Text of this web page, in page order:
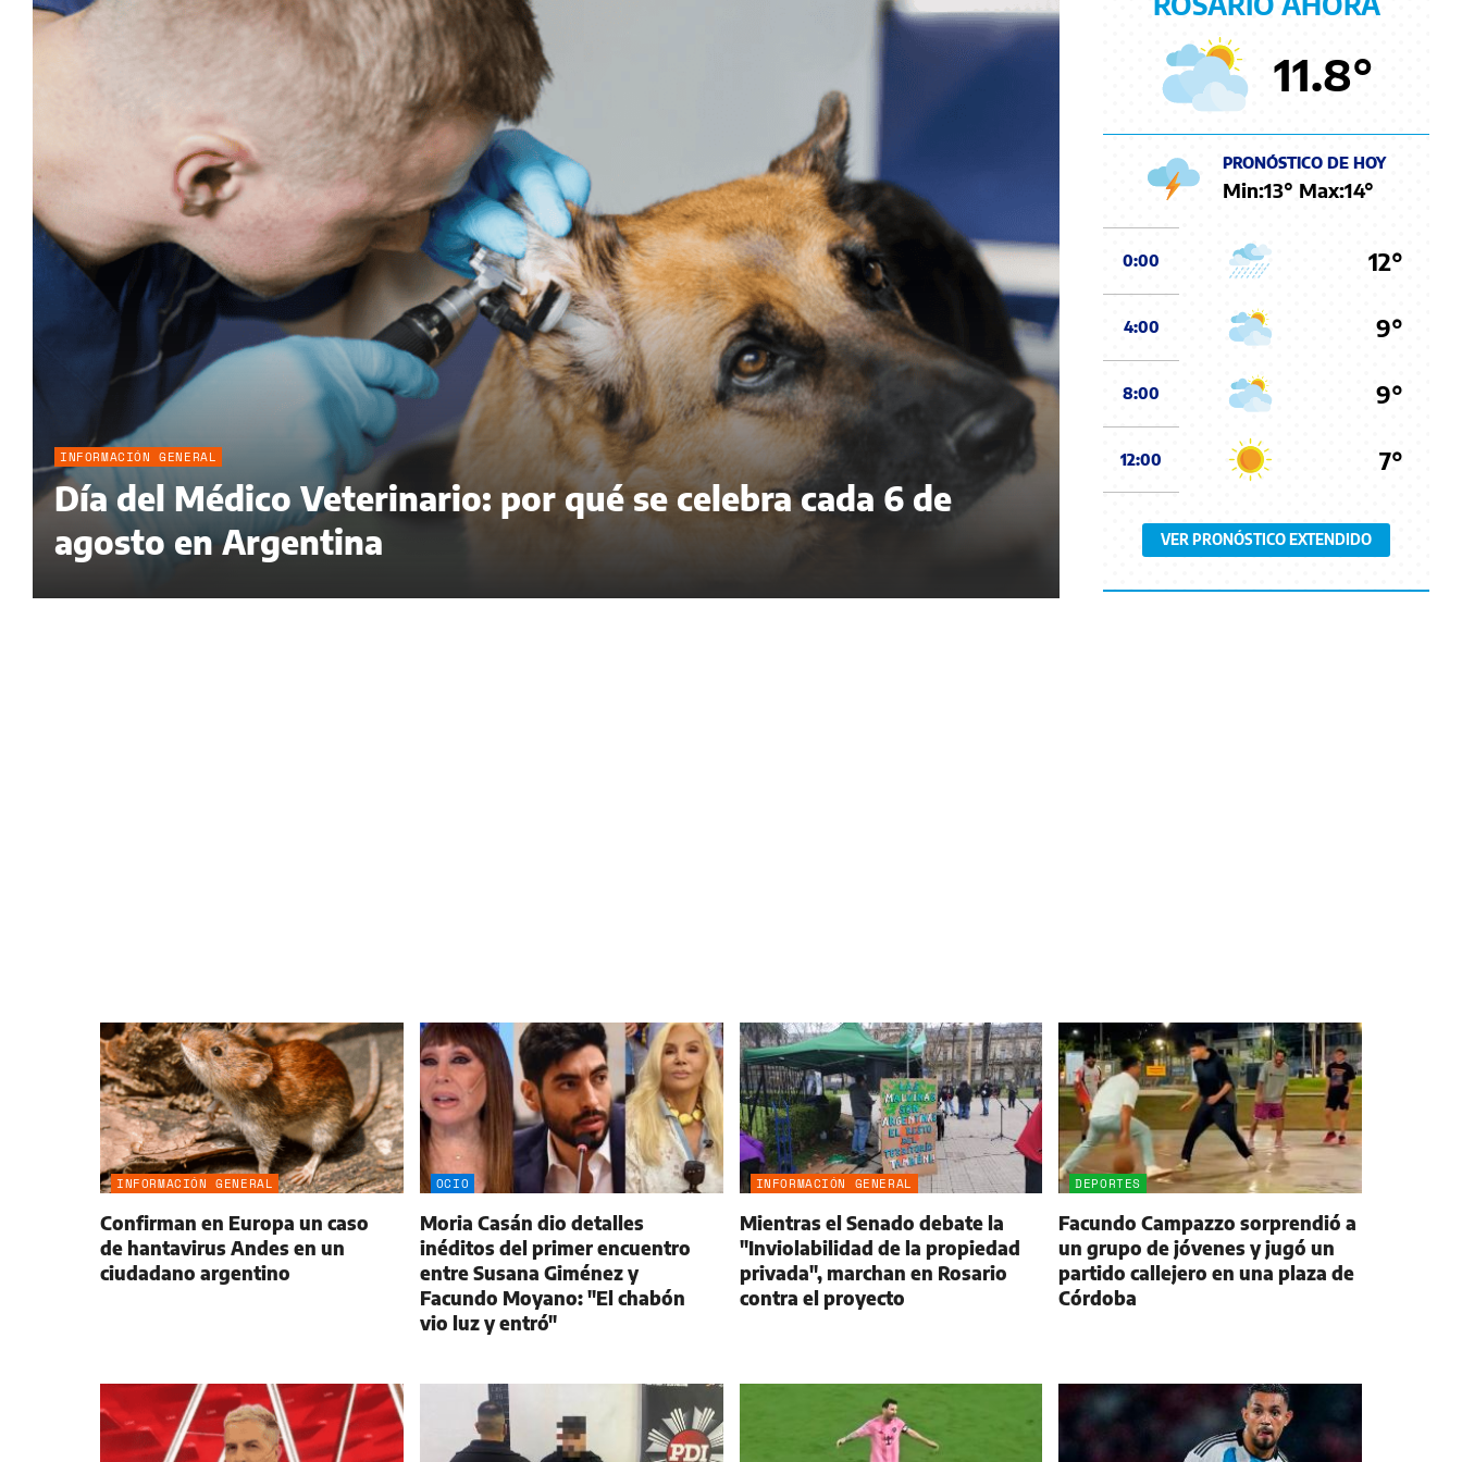
INFORMACIÓN GENERAL
Día del Médico Veterinario: por qué se celebra cada 6 de
agosto en Argentina
11.8°
PRONÓSTICO DE HOY
Min:13° Max:14°
0:00 12°
4:00 9°
8:00 9°
12:00 7°
VER PRONÓSTICO EXTENDIDO
INFORMACIÓN GENERAL
Confirman en Europa un caso
de hantavirus Andes en un
ciudadano argentino
OCIO
Moria Casán dio detalles
inéditos del primer encuentro
entre Susana Giménez y
Facundo Moyano: "El chabón
vio luz y entró"
INFORMACIÓN GENERAL
Mientras el Senado debate la
"Inviolabilidad de la propiedad
privada", marchan en Rosario
contra el proyecto
DEPORTES
Facundo Campazzo sorprendió a
un grupo de jóvenes y jugó un
partido callejero en una plaza de
Córdoba